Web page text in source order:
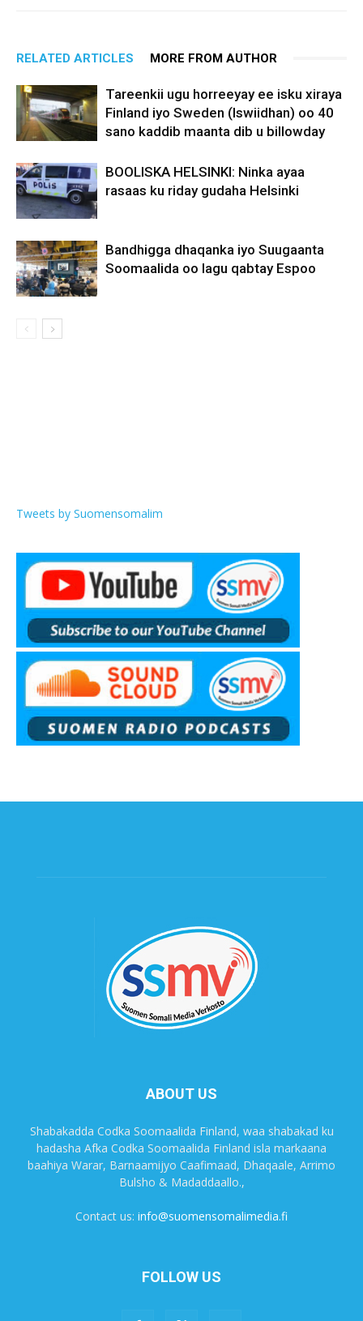
RELATED ARTICLES MORE FROM AUTHOR
Tareenkii ugu horreeyay ee isku xiraya
Finland iyo Sweden (Iswiidhan) oo 40
sano kaddib maanta dib u billowday
BOOLISKA HELSINKI: Ninka ayaa
rasaas ku riday gudaha Helsinki
Bandhigga dhaqanka iyo Suugaanta
Soomaalida oo lagu qabtay Espoo
Tweets by Suomensomalim
ABOUT US
Shabakadda Codka Soomaalida Finland, waa shabakad ku
hadasha Afka Codka Soomaalida Finland isla markaana
baahiya Warar, Barnaamijyo Caafimaad, Dhaqaale, Arrimo
Bulsho & Madaddaallo.,
Contact us: info@suomensomalimedia.fi
FOLLOW US